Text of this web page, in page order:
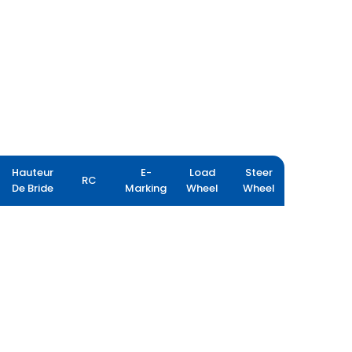
Hauteur
De Bride
RC
E-
Marking
Load
Wheel
Steer
Wheel